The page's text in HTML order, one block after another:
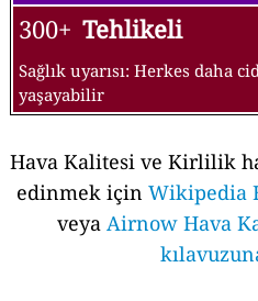
300+ Tehlikeli
Sağlık uyarısı: Herkes daha
yaşayabilir
Hava Kalitesi ve Kirlilik
edinmek için Wikipedia
veya Airnow Hava